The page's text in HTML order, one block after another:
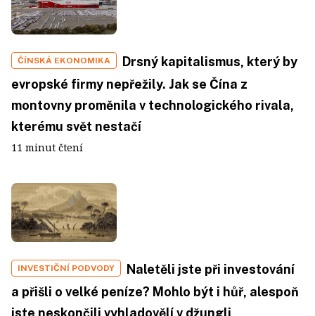
ČÍNSKÁ EKONOMIKA
Drsný kapitalismus, který by
evropské firmy nepřežily. Jak se Čína z
montovny proměnila v technologického rivala,
kterému svět nestačí
11 minut čtení
INVESTIČNÍ PODVODY
Naletěli jste při investování
a přišli o velké peníze? Mohlo být i hůř, alespoň
jste neskončili vyhladovělí v džungli